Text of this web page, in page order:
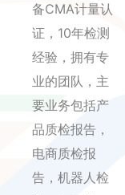
备CMA计量认
证，10年检测
经验，拥有专
业的团队，主
要业务包括产
品质检报告，
电商质检报
告，机器人检